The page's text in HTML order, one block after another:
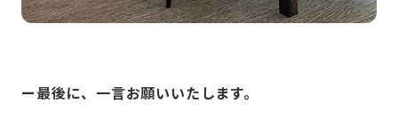
ー最後に、一言お願いいたします。